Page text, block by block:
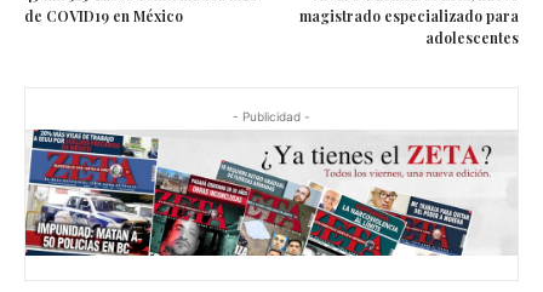
de COVID19 en México
magistrado especializado para
adolescentes
- Publicidad -